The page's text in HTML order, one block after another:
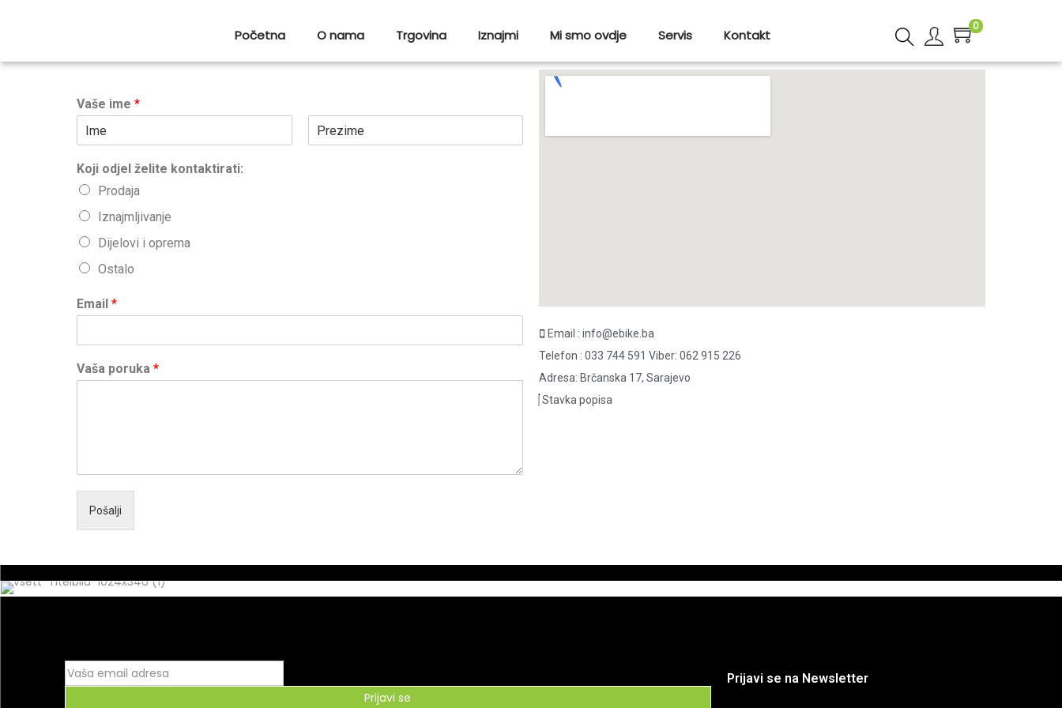
Početna O nama Trgovina Iznajmi Mi smo ovdje Servis Kontakt
0
Vaše ime *
i
r
s
Koji odjel želite kontaktirati:
Prodaja
Iznajmljivanje
Dijelovi i oprema
Ostalo
Email *
Vaša poruka *
Pošalji
Email : info@ebike.ba
Telefon : 033 744 591 Viber: 062 915 226
Adresa: Brčanska 17, Sarajevo
Stavka popisa
Prijavi se
Prijavi se na Newsletter